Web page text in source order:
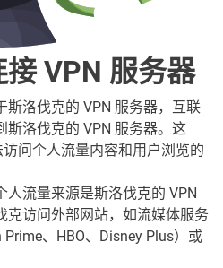
VPN 服务器
斯洛伐克的 VPN 服务器，互联
斯洛伐克的 VPN 服务器。这
问个人流量内容和用户浏览的
流量来源是斯洛伐克的 VPN
克访问外部网站，如流媒体服务
Prime、HBO、Disney Plus）或